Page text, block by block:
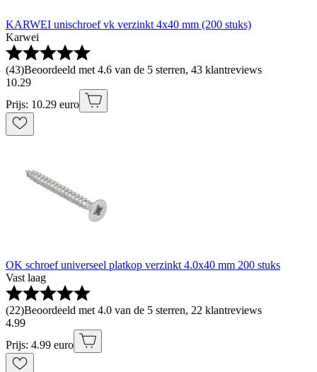
KARWEI unischroef vk verzinkt 4x40 mm (200 stuks)
Karwei
(43)Beoordeeld met 4.6 van de 5 sterren, 43 klantreviews
10.29
Prijs: 10.29 euro
OK schroef universeel platkop verzinkt 4.0x40 mm 200 stuks
Vast laag
(22)Beoordeeld met 4.0 van de 5 sterren, 22 klantreviews
4.99
Prijs: 4.99 euro